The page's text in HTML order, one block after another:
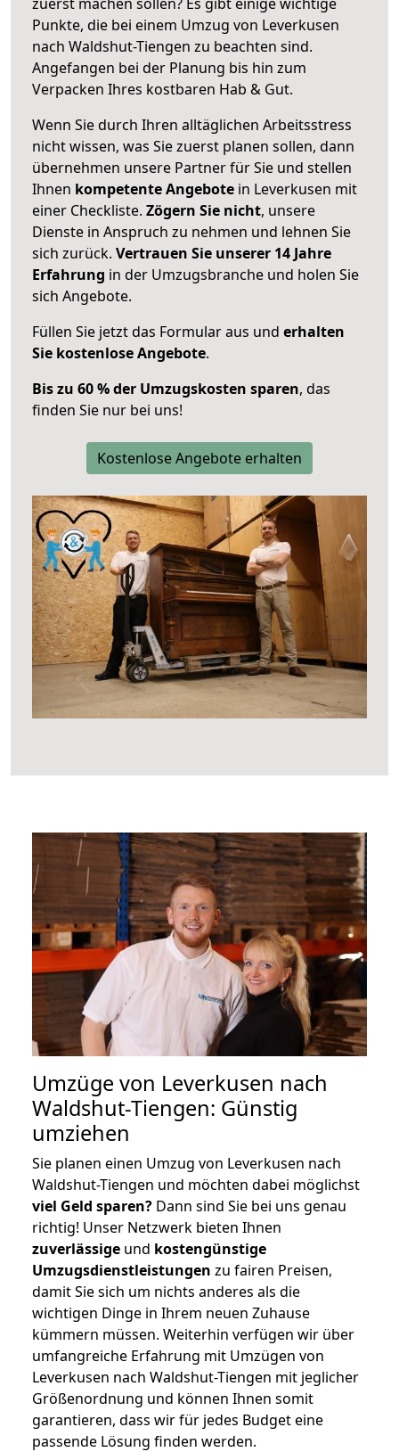
Punkte, die bei einem Umzug von Leverkusen
nach Waldshut-Tiengen zu beachten sind.
Angefangen bei der Planung bis hin zum
Verpacken Ihres kostbaren Hab & Gut.
Wenn Sie durch Ihren alltäglichen Arbeitsstress
nicht wissen, was Sie zuerst planen sollen, dann
übernehmen unsere Partner für Sie und stellen
Ihnen kompetente Angebote in Leverkusen mit
einer Checkliste. Zögern Sie nicht, unsere
Dienste in Anspruch zu nehmen und lehnen Sie
sich zurück. Vertrauen Sie unserer 14 Jahre
Erfahrung in der Umzugsbranche und holen Sie
sich Angebote.
Füllen Sie jetzt das Formular aus und erhalten
Sie kostenlose Angebote.
Bis zu 60 % der Umzugskosten sparen, das
finden Sie nur bei uns!
Kostenlose Angebote erhalten
Umzüge von Leverkusen nach
Waldshut-Tiengen: Günstig
umziehen
Sie planen einen Umzug von Leverkusen nach
Waldshut-Tiengen und möchten dabei möglichst
viel Geld sparen? Dann sind Sie bei uns genau
richtig! Unser Netzwerk bieten Ihnen
zuverlässige und kostengünstige
Umzugsdienstleistungen zu fairen Preisen,
damit Sie sich um nichts anderes als die
wichtigen Dinge in Ihrem neuen Zuhause
kümmern müssen. Weiterhin verfügen wir über
umfangreiche Erfahrung mit Umzügen von
Leverkusen nach Waldshut-Tiengen mit jeglicher
Größenordnung und können Ihnen somit
garantieren, dass wir für jedes Budget eine
passende Lösung finden werden.